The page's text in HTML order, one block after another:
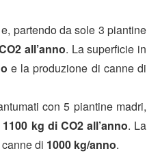
partendo da sole 3 piantine
all’anno. La superficie in
e la produzione di canne di
con 5 piantine madri,
1100 kg di CO2 all’anno. La
di 1000 kg/anno.